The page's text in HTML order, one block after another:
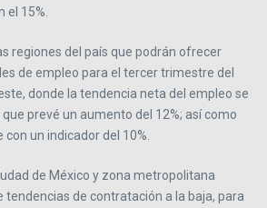
el 15%.
regiones del país que podrán ofrecer
de empleo para el tercer trimestre del
donde la tendencia neta del empleo se
prevé un aumento del 12%; así como
un indicador del 10%.
de México y zona metropolitana
tendencias de contratación a la baja, para